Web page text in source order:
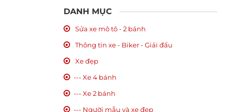
DANH MỤC
Sửa xe mô tô - 2 bánh
Thông tin xe - Biker - Giải đấu
Xe đẹp
--- Xe 4 bánh
--- Xe 2 bánh
--- Người mẫu và xe đẹp